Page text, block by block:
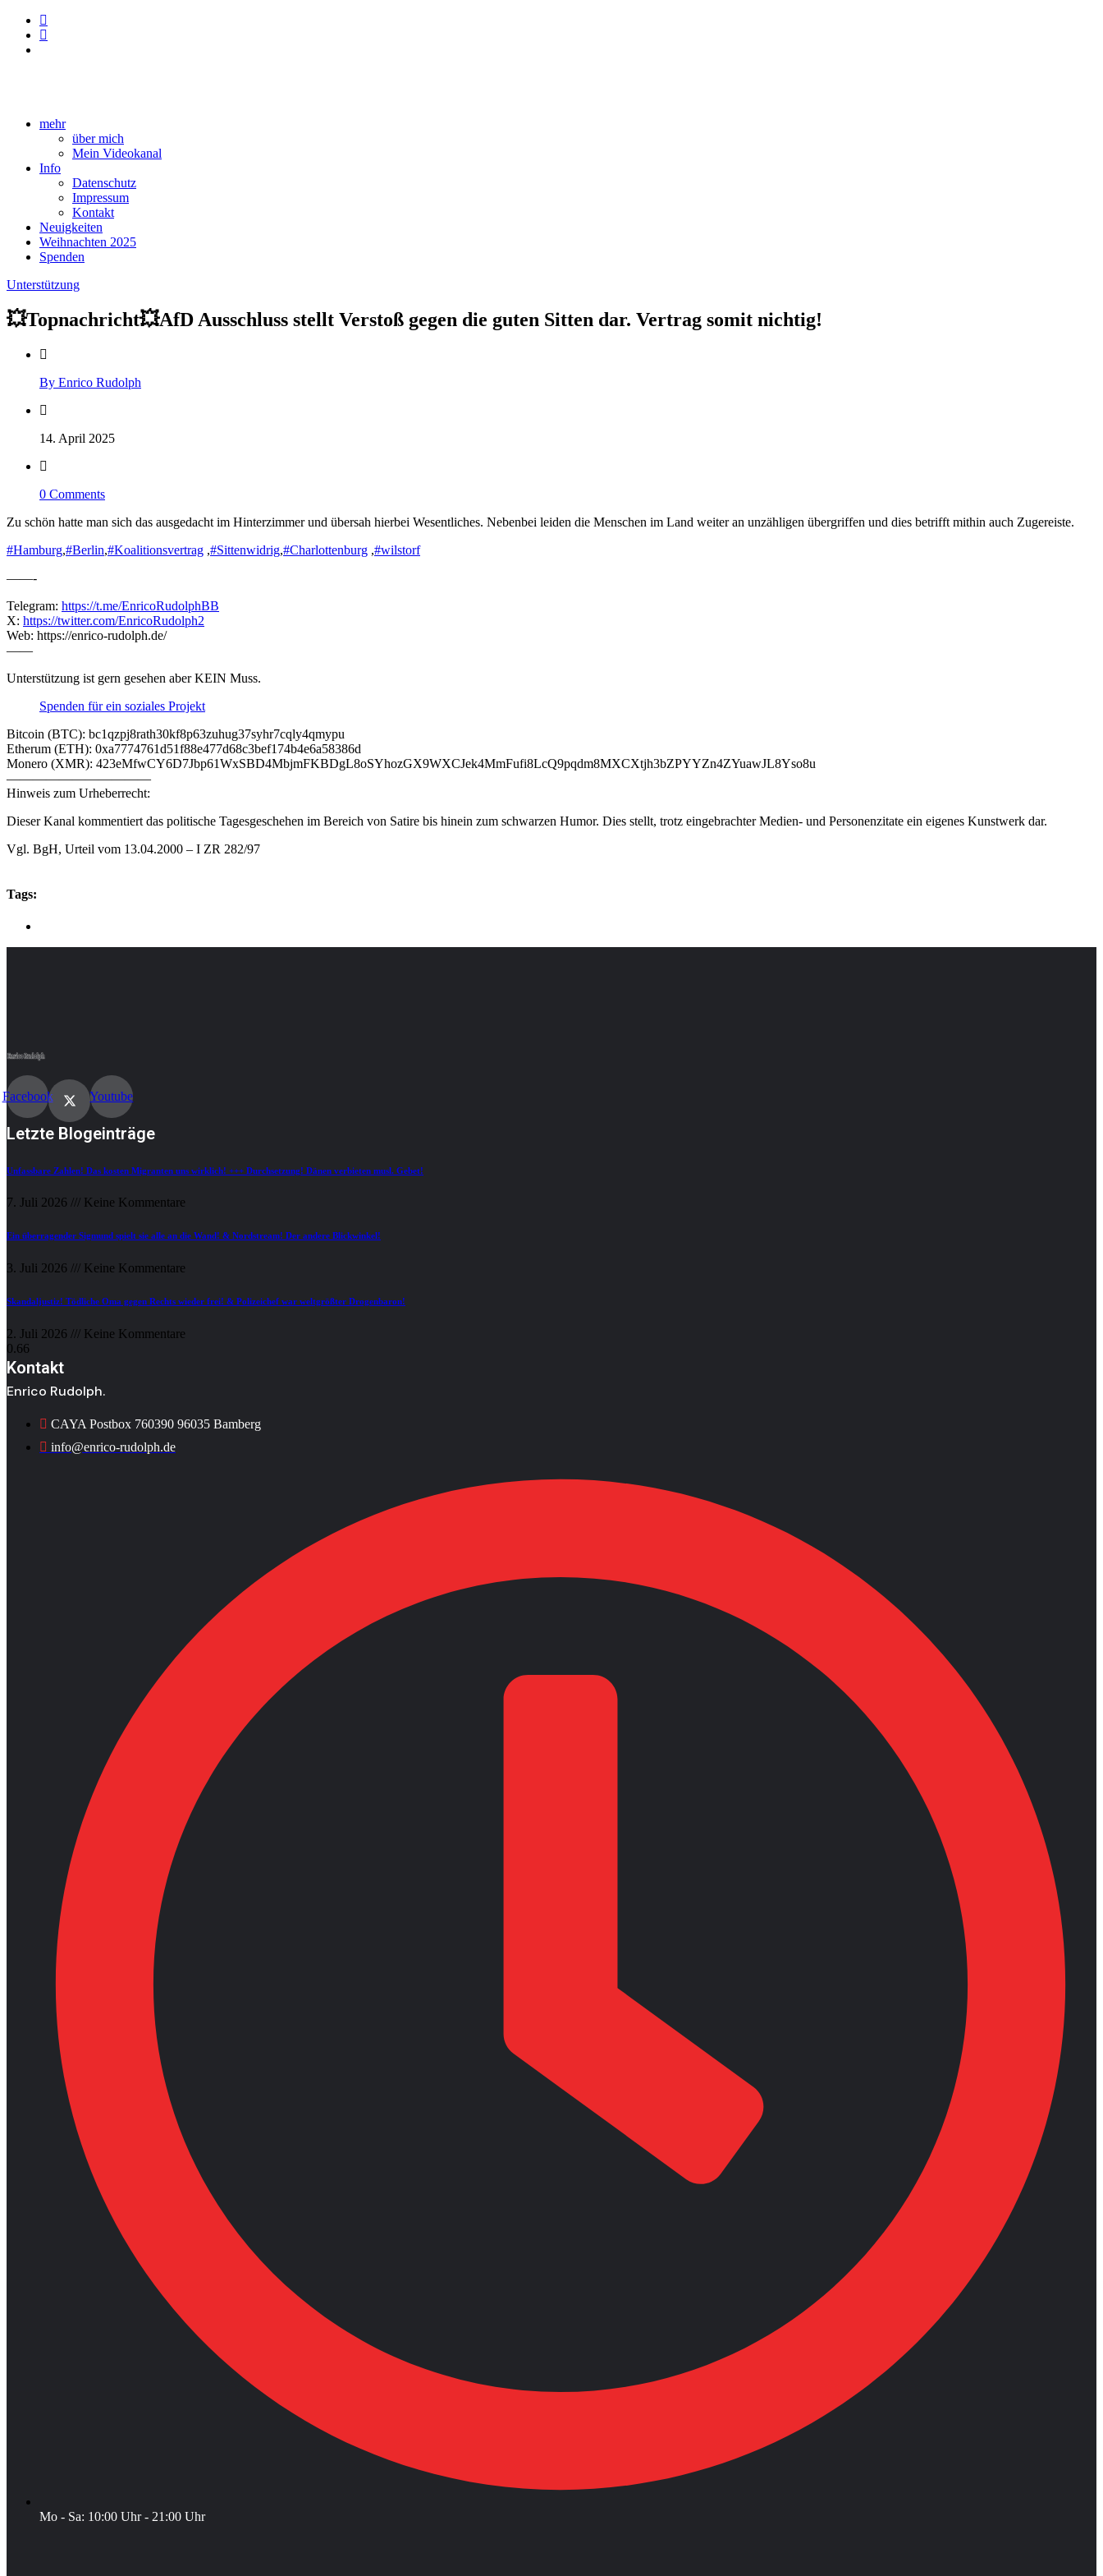
mehr
über mich
Mein Videokanal
Info
Datenschutz
Impressum
Kontakt
Neuigkeiten
Weihnachten 2025
Spenden
Unterstützung
💥Topnachricht💥AfD Ausschluss stellt Verstoß gegen die guten Sitten dar. Vertrag somit nichtig!
By Enrico Rudolph
14. April 2025
0 Comments
Zu schön hatte man sich das ausgedacht im Hinterzimmer und übersah hierbei Wesentliches. Nebenbei leiden die Menschen im Land weiter an unzähligen übergriffen und dies betrifft mithin auch Zugereiste.
#Hamburg,#Berlin,#Koalitionsvertrag ,#Sittenwidrig,#Charlottenburg ,#wilstorf
——-
Telegram: https://t.me/EnricoRudolphBB
X: https://twitter.com/EnricoRudolph2
Web: https://enrico-rudolph.de/
——
Unterstützung ist gern gesehen aber KEIN Muss.
Spenden für ein soziales Projekt
Bitcoin (BTC): bc1qzpj8rath30kf8p63zuhug37syhr7cqly4qmypu
Etherum (ETH): 0xa7774761d51f88e477d68c3bef174b4e6a58386d
Monero (XMR): 423eMfwCY6D7Jbp61WxSBD4MbjmFKBDgL8oSYhozGX9WXCJek4MmFufi8LcQ9pqdm8MXCXtjh3bZPYYZn4ZYuawJL8Yso8u
———————————
Hinweis zum Urheberrecht:
Dieser Kanal kommentiert das politische Tagesgeschehen im Bereich von Satire bis hinein zum schwarzen Humor. Dies stellt, trotz eingebrachter Medien- und Personenzitate ein eigenes Kunstwerk dar.
Vgl. BgH, Urteil vom 13.04.2000 – I ZR 282/97
Tags:
Facebook Youtube
Letzte Blogeinträge
Unfassbare Zahlen! Das kosten Migranten uns wirklich! +++ Durchsetzung! Dänen verbieten musl. Gebet!
7. Juli 2026 Keine Kommentare
Ein überragender Sigmund spielt sie alle an die Wand! & Nordstream! Der andere Blickwinkel!
3. Juli 2026 Keine Kommentare
Skandaljustiz! Tödliche Oma gegen Rechts wieder frei! & Polizeichef war weltgrößter Drogenbaron!
2. Juli 2026 Keine Kommentare
Kontakt
Enrico Rudolph.
CAYA Postbox 760390 96035 Bamberg
info@enrico-rudolph.de
Mo - Sa: 10:00 Uhr - 21:00 Uhr